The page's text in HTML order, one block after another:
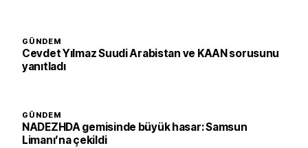
GÜNDEM
Cevdet Yılmaz Suudi Arabistan ve KAAN sorusunu
yanıtladı
GÜNDEM
NADEZHDA gemisinde büyük hasar: Samsun
Limanı’na çekildi